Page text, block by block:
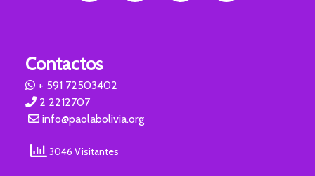
Contactos
+ 591 72503402
2 2212707
info@paolabolivia.org
3046 Visitantes